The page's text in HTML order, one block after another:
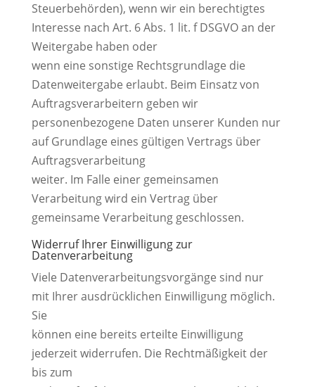
Steuerbehörden), wenn wir ein berechtigtes
Interesse nach Art. 6 Abs. 1 lit. f DSGVO an der
Weitergabe haben oder
wenn eine sonstige Rechtsgrundlage die
Datenweitergabe erlaubt. Beim Einsatz von
Auftragsverarbeitern geben wir
personenbezogene Daten unserer Kunden nur
auf Grundlage eines gültigen Vertrags über
Auftragsverarbeitung
weiter. Im Falle einer gemeinsamen
Verarbeitung wird ein Vertrag über
gemeinsame Verarbeitung geschlossen.
Widerruf Ihrer Einwilligung zur
Datenverarbeitung
Viele Datenverarbeitungsvorgänge sind nur
mit Ihrer ausdrücklichen Einwilligung möglich.
Sie
können eine bereits erteilte Einwilligung
jederzeit widerrufen. Die Rechtmäßigkeit der
bis zum